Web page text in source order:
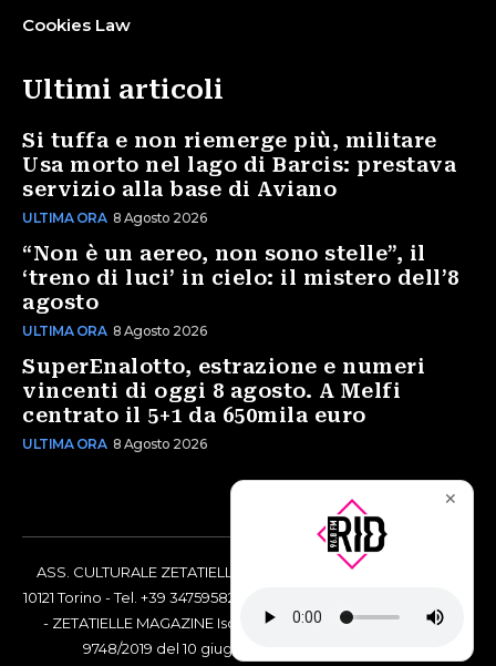
Cookies Law
Ultimi articoli
Si tuffa e non riemerge più, militare
Usa morto nel lago di Barcis: prestava
servizio alla base di Aviano
ULTIMA ORA 8 Agosto 2026
“Non è un aereo, non sono stelle”, il
‘treno di luci’ in cielo: il mistero dell’8
agosto
ULTIMA ORA 8 Agosto 2026
SuperEnalotto, estrazione e numeri
vincenti di oggi 8 agosto. A Melfi
centrato il 5+1 da 650mila euro
ULTIMA ORA 8 Agosto 2026
ASS. CULTURALE ZETATIELLE OFF via Vittorio Amedeo II, 21 -
10121 Torino - Tel. +39 3475958238 - Codice Fiscale 97883690014
- ZETATIELLE MAGAZINE Iscrizione al Tribunale di Torino n°
9748/2019 del 10 giugno 2019 - RG n. 16073/2019
✕